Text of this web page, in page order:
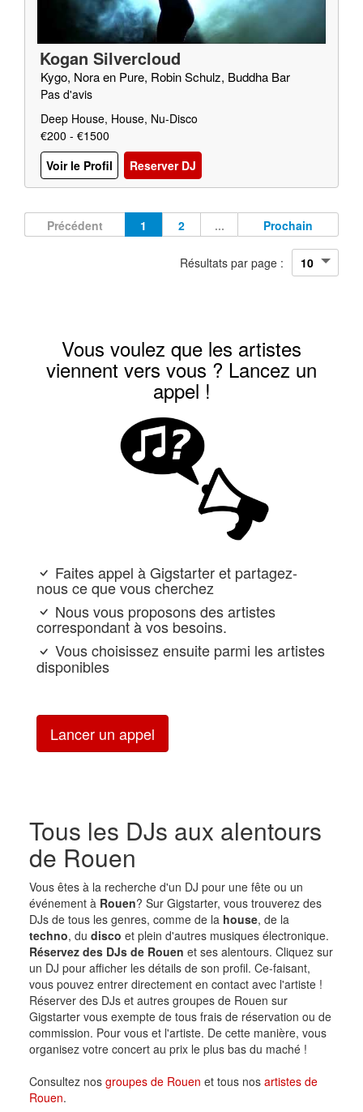
Kogan Silvercloud
Kygo, Nora en Pure, Robin Schulz, Buddha Bar
Pas d'avis
Deep House, House, Nu-Disco
€200 - €1500
Voir le Profil
Reserver DJ
Précédent 1 2 ... Prochain
Résultats par page :
Vous voulez que les artistes
viennent vers vous ? Lancez un
appel !
Faites appel à Gigstarter et partagez-
nous ce que vous cherchez
Nous vous proposons des artistes
correspondant à vos besoins.
Vous choisissez ensuite parmi les artistes
disponibles
Lancer un appel
Tous les DJs aux alentours
de Rouen
Vous êtes à la recherche d'un DJ pour une fête ou un
événement à Rouen? Sur Gigstarter, vous trouverez des
DJs de tous les genres, comme de la house, de la
techno, du disco et plein d'autres musiques électronique.
Réservez des DJs de Rouen et ses alentours. Cliquez sur
un DJ pour afficher les détails de son profil. Ce-faisant,
vous pouvez entrer directement en contact avec l'artiste !
Réserver des DJs et autres groupes de Rouen sur
Gigstarter vous exempte de tous frais de réservation ou de
commission. Pour vous et l'artiste. De cette manière, vous
organisez votre concert au prix le plus bas du maché !
Consultez nos groupes de Rouen et tous nos artistes de
Rouen.